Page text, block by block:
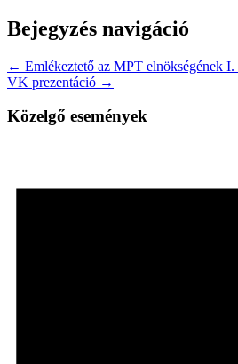
Bejegyzés navigáció
← Emlékeztető az MPT elnökségének I.
VK prezentáció →
Közelgő események